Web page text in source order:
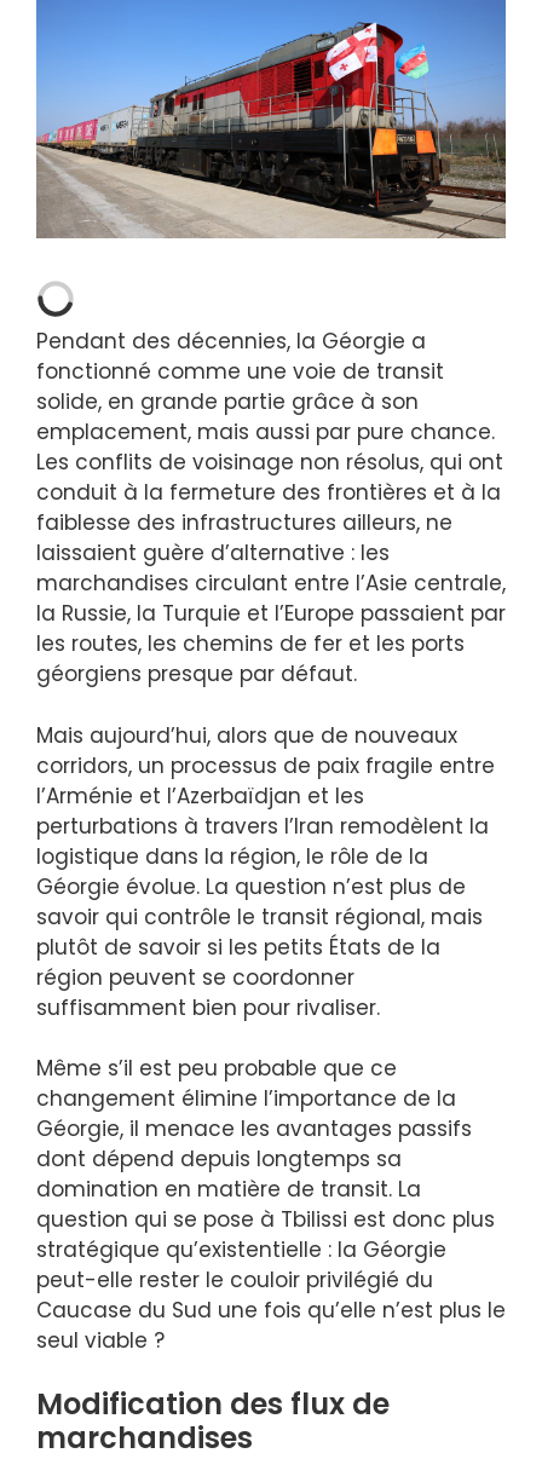
Pendant des décennies, la Géorgie a
fonctionné comme une voie de transit
solide, en grande partie grâce à son
emplacement, mais aussi par pure chance.
Les conflits de voisinage non résolus, qui ont
conduit à la fermeture des frontières et à la
faiblesse des infrastructures ailleurs, ne
laissaient guère d’alternative : les
marchandises circulant entre l’Asie centrale,
la Russie, la Turquie et l’Europe passaient par
les routes, les chemins de fer et les ports
géorgiens presque par défaut.
Mais aujourd’hui, alors que de nouveaux
corridors, un processus de paix fragile entre
l’Arménie et l’Azerbaïdjan et les
perturbations à travers l’Iran remodèlent la
logistique dans la région, le rôle de la
Géorgie évolue. La question n’est plus de
savoir qui contrôle le transit régional, mais
plutôt de savoir si les petits États de la
région peuvent se coordonner
suffisamment bien pour rivaliser.
Même s’il est peu probable que ce
changement élimine l’importance de la
Géorgie, il menace les avantages passifs
dont dépend depuis longtemps sa
domination en matière de transit. La
question qui se pose à Tbilissi est donc plus
stratégique qu’existentielle : la Géorgie
peut-elle rester le couloir privilégié du
Caucase du Sud une fois qu’elle n’est plus le
seul viable ?
Modification des flux de
marchandises